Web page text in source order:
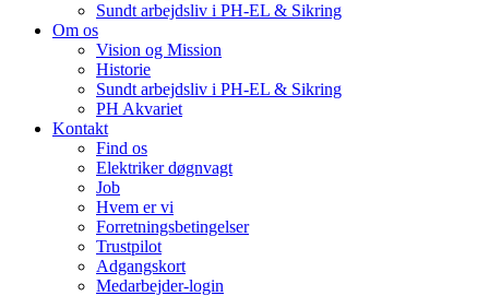
Sundt arbejdsliv i PH-EL & Sikring
Om os
Vision og Mission
Historie
Sundt arbejdsliv i PH-EL & Sikring
PH Akvariet
Kontakt
Find os
Elektriker døgnvagt
Job
Hvem er vi
Forretningsbetingelser
Trustpilot
Adgangskort
Medarbejder-login